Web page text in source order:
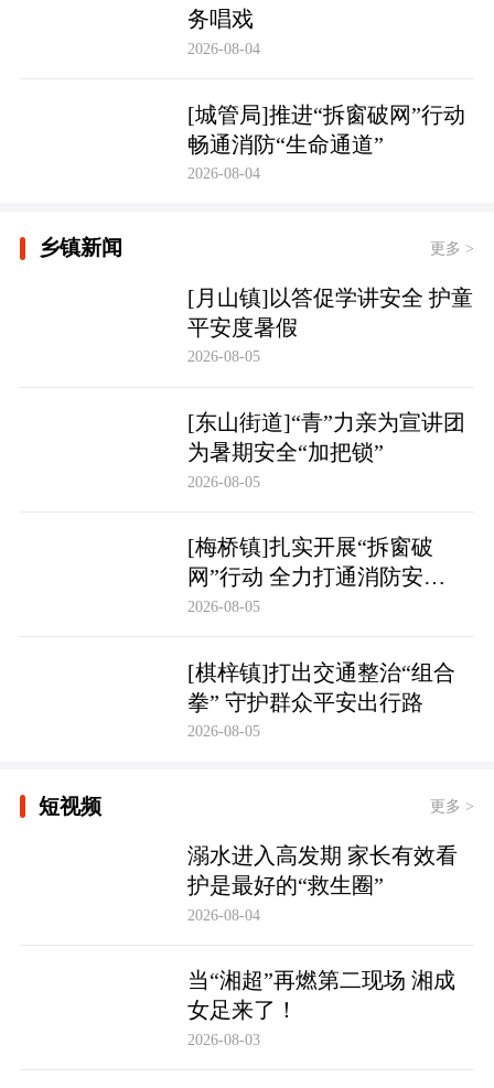
务唱戏
2026-08-04
[城管局]推进“拆窗破网”行动
畅通消防“生命通道”
2026-08-04
乡镇新闻 更多 >
[月山镇]以答促学讲安全 护童
平安度暑假
2026-08-05
[东山街道]“青”力亲为宣讲团
为暑期安全“加把锁”
2026-08-05
[梅桥镇]扎实开展“拆窗破
网”行动 全力打通消防安
全“生命通道”
2026-08-05
[棋梓镇]打出交通整治“组合
拳” 守护群众平安出行路
2026-08-05
短视频 更多 >
溺水进入高发期 家长有效看
护是最好的“救生圈”
2026-08-04
当“湘超”再燃第二现场 湘成
女足来了！
2026-08-03